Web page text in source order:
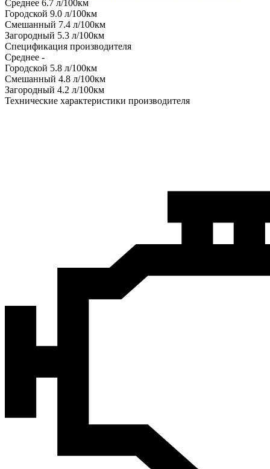
Среднее 6.7 л/100км
Городской 9.0 л/100км
Смешанный 7.4 л/100км
Загородный 5.3 л/100км
Спецификация производителя
Среднее -
Городской 5.8 л/100км
Смешанный 4.8 л/100км
Загородный 4.2 л/100км
Технические характеристики производителя